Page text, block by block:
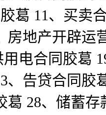
葛 11、买卖
地产开辟运
电合同胶葛
告贷合同胶
28、储蓄